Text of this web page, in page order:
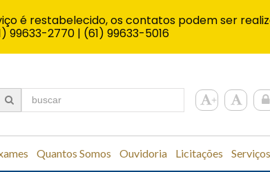
Quantos Somos Ouvidoria Licitações
é restabelecido, os contatos podem ser
99633-2770 | (61) 99633-5016